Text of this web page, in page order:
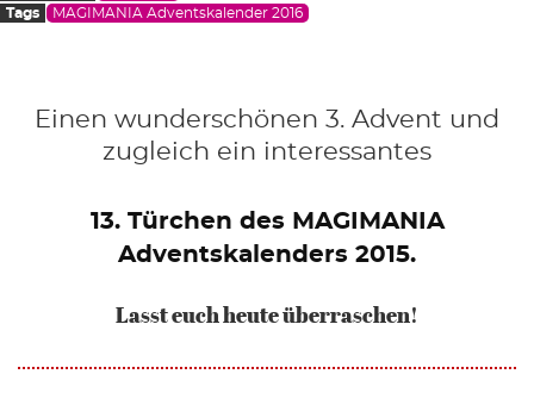
Tags
MAGIMANIA Adventskalender 2016
Einen wunderschönen 3. Advent und
zugleich ein interessantes
13. Türchen des MAGIMANIA
Adventskalenders 2015.
Lasst euch heute überraschen!